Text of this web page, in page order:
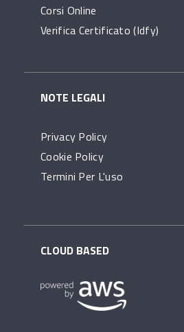
Corsi Online
Verifica Certificato (idfy)
NOTE LEGALI
Privacy Policy
Cookie Policy
Termini Per L'uso
CLOUD BASED